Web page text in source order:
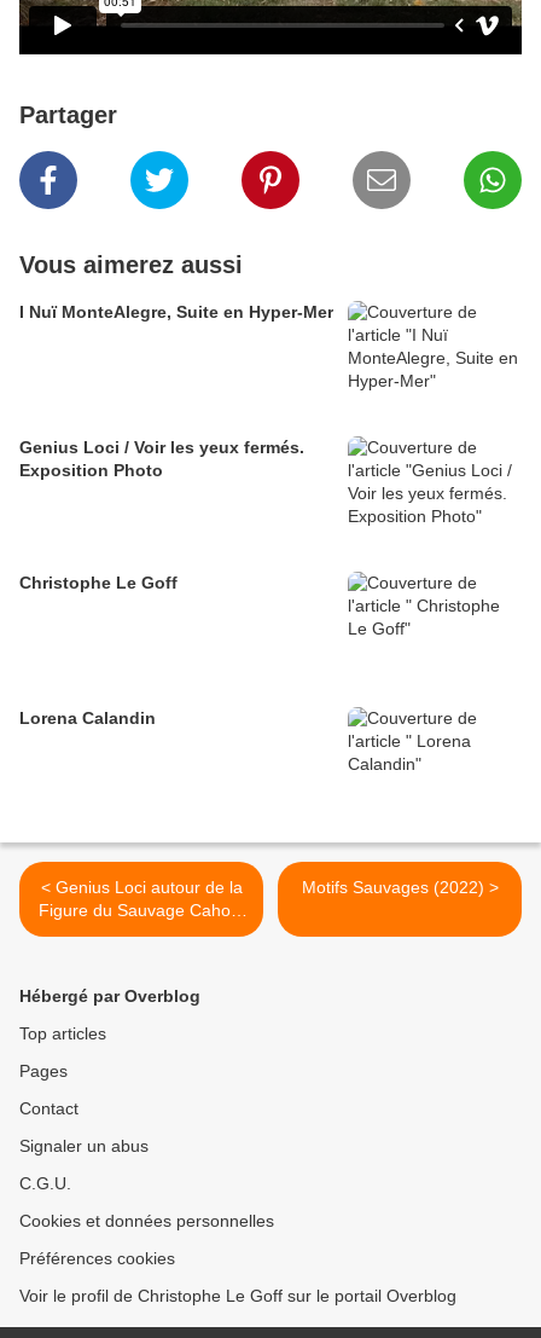
Partager
Vous aimerez aussi
I Nuï MonteAlegre, Suite en Hyper-Mer
Genius Loci / Voir les yeux fermés.
Exposition Photo
Christophe Le Goff
Lorena Calandin
< Genius Loci autour de la
Figure du Sauvage Cahors
Juin Jardin 2021
Motifs Sauvages (2022) >
Hébergé par Overblog
Top articles
Pages
Contact
Signaler un abus
C.G.U.
Cookies et données personnelles
Préférences cookies
Voir le profil de Christophe Le Goff sur le portail Overblog